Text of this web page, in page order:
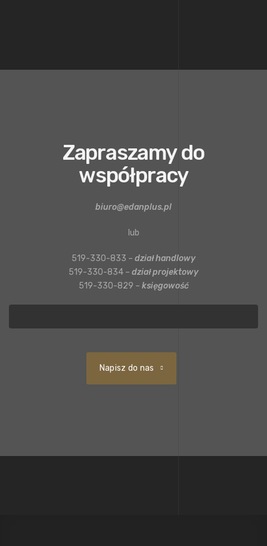
Zapraszamy do
współpracy
biuro@edanplus.pl
lub
519-330-833 – dział handlowy
519-330-834 – dział projektowy
519-330-829 – księgowość
Napisz do nas